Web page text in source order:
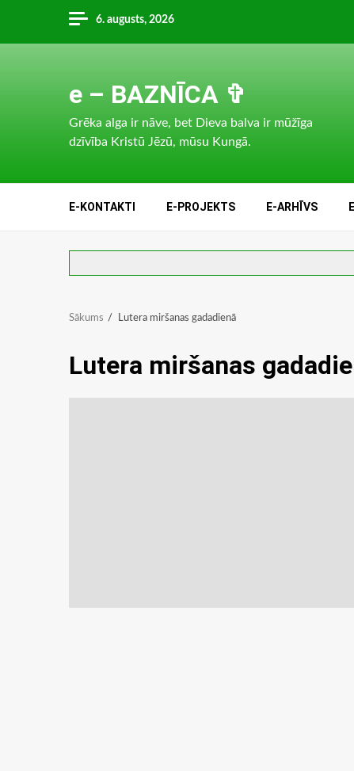
content
6. augusts, 2026
e – BAZNĪCA ✞
Grēka alga ir nāve, bet Dieva balva ir mūžīga
dzīvība Kristū Jēzū, mūsu Kungā.
E-KONTAKTI E-PROJEKTS E-ARHĪVS
Sākums Lutera miršanas gadadienā
Lutera miršanas